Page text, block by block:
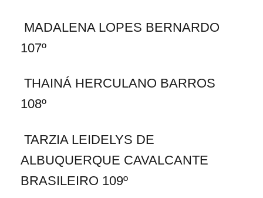
MADALENA LOPES BERNARDO
107º
THAINÁ HERCULANO BARROS
108º
TARZIA LEIDELYS DE
ALBUQUERQUE CAVALCANTE
BRASILEIRO 109º